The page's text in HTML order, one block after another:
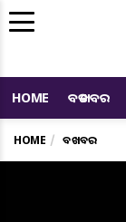
HOME ବଡ ଖବର
HOME ବଡ ଖବର